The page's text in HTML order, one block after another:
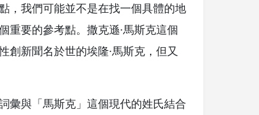
，我們可能並不是在找一個具體的地
重要的參考點。撒克遜·馬斯克這個
創新聞名於世的埃隆·馬斯克，但又
彙與「馬斯克」這個現代的姓氏結合